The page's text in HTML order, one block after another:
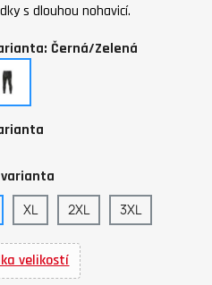
s dlouhou nohavicí.
Černá/Zelená
Zelená
XL 2XL 3XL
velikostí